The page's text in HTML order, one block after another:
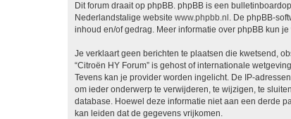
Dit forum draait op phpBB. phpBB is een
Nederlandstalige website www.phpbb.nl . De phpBB-
inhoud en/of gedrag. Meer informatie over phpBB kun
Je verklaart geen berichten te plaatsen die kwetsend,
“Citroën HY Forum” is gehost of internationale
Tevens kan je provider worden ingelicht. De IP-
om ieder onderwerp te verwijderen, te wijzigen, te
database. Hoewel deze informatie niet aan een derde
kan leiden dat de gegevens vrijkomen.